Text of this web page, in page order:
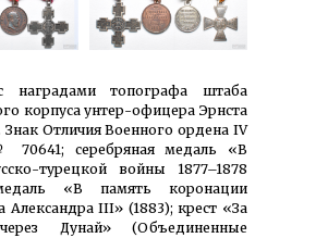
наградами топографа штаба
корпуса унтер-офицера Эрнста
Отличия Военного ордена IV
70641; серебряная медаль «В
турецкой войны 1877–1878
«В память коронации
Александра III» (1883); крест «За
Дунай» (Объединенные